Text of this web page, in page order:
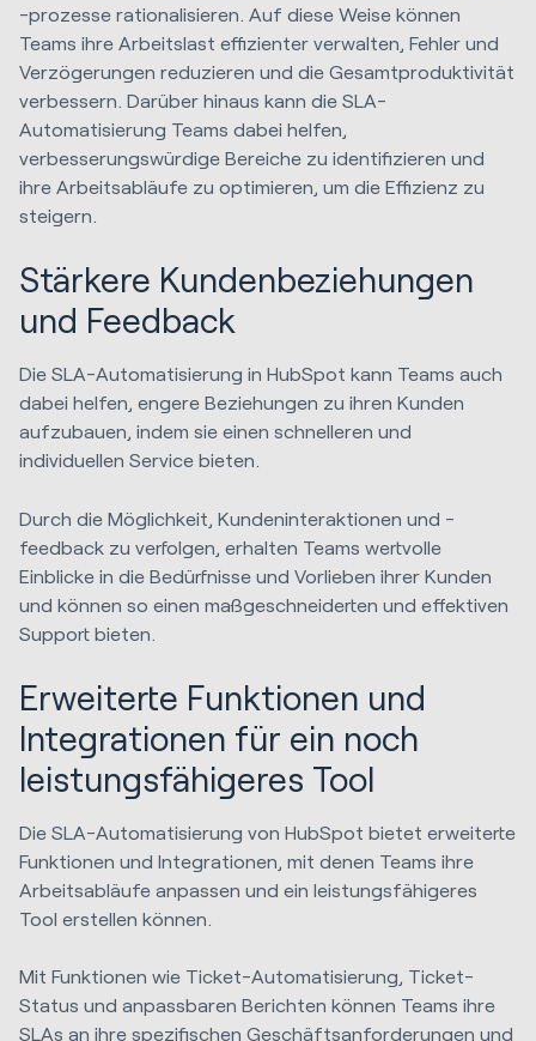
-prozesse rationalisieren. Auf diese Weise können
Teams ihre Arbeitslast effizienter verwalten, Fehler und
Verzögerungen reduzieren und die Gesamtproduktivität
verbessern. Darüber hinaus kann die SLA-
Automatisierung Teams dabei helfen,
verbesserungswürdige Bereiche zu identifizieren und
ihre Arbeitsabläufe zu optimieren, um die Effizienz zu
steigern.
Stärkere Kundenbeziehungen
und Feedback
Die SLA-Automatisierung in HubSpot kann Teams auch
dabei helfen, engere Beziehungen zu ihren Kunden
aufzubauen, indem sie einen schnelleren und
individuellen Service bieten.
Durch die Möglichkeit, Kundeninteraktionen und -
feedback zu verfolgen, erhalten Teams wertvolle
Einblicke in die Bedürfnisse und Vorlieben ihrer Kunden
und können so einen maßgeschneiderten und effektiven
Support bieten.
Erweiterte Funktionen und
Integrationen für ein noch
leistungsfähigeres Tool
Die SLA-Automatisierung von HubSpot bietet erweiterte
Funktionen und Integrationen, mit denen Teams ihre
Arbeitsabläufe anpassen und ein leistungsfähigeres
Tool erstellen können.
Mit Funktionen wie Ticket-Automatisierung, Ticket-
Status und anpassbaren Berichten können Teams ihre
SLAs an ihre spezifischen Geschäftsanforderungen und